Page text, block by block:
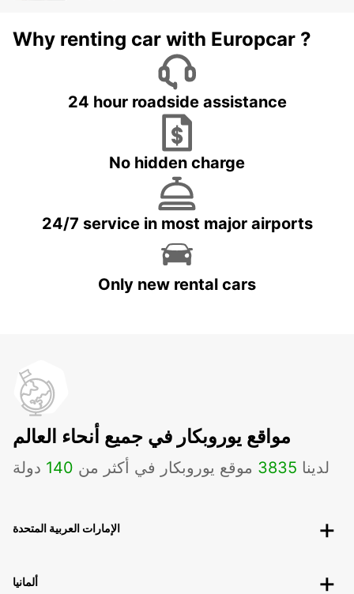
Why renting car with Europcar ?
24 hour roadside assistance
No hidden charge
24/7 service in most major airports
Only new rental cars
مواقع يوروبكار في جميع أنحاء العالم
لدينا 3835 موقع يوروبكار في أكثر من 140 دولة
الإمارات العربية المتحدة
ألمانيا